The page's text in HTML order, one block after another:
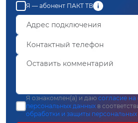
Я — абонент ПАКТ ТВ
Я ознакомлен(а) и даю согласие
персональных данных в
обработки и защиты